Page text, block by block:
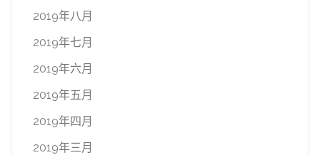
2019年八月
2019年七月
2019年六月
2019年五月
2019年四月
2019年三月